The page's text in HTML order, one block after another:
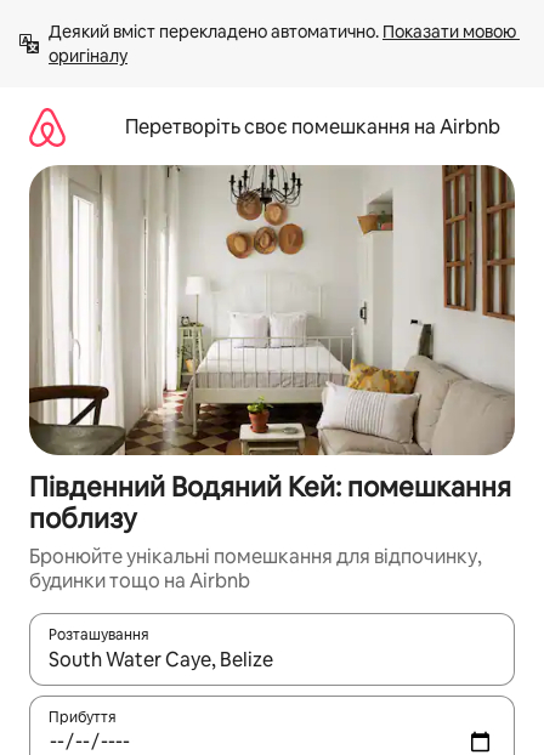
вмісту
Деякий вміст перекладено автоматично. Показати мовою
оригіналу
Перетворіть своє помешкання на Airbnb
Південний Водяний Кей: помешкання
поблизу
Бронюйте унікальні помешкання для відпочинку,
будинки тощо на Airbnb
Розташування
Отримавши результати пошуку, використовуйте для
Прибуття